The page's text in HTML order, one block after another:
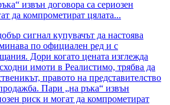
сигнал купувачът да настоява
по официален ред и с
Дори когато цената изглежда
имоти в Реалистимо, трябва да
правото на представителство
Пари „на ръка“ извън
риск и могат да компрометират